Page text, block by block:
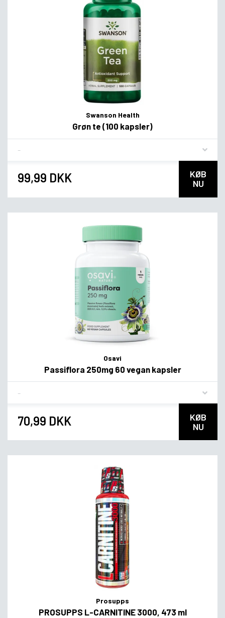
Swanson Health
Grøn te (100 kapsler)
99,99 DKK
KØB
NU
Osavi
Passiflora 250mg 60 vegan kapsler
70,99 DKK
KØB
NU
Prosupps
PROSUPPS L-CARNITINE 3000, 473 ml